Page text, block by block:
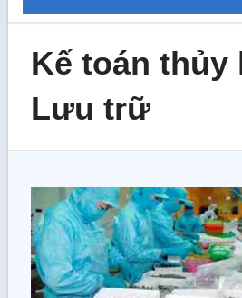
Kế toán thủy
Lưu trữ